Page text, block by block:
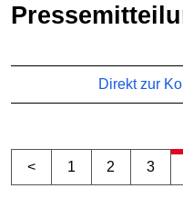
Direkt zur
< 1 2 3